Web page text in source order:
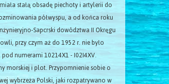
stałą obsadę piechoty i artylerii do
półwyspu, a od końca roku
Sapcrski dowództwa II Okręgu
przy czym aż do 1952 r. nie było
numerami 10214X1 - I02I4XV.
morskiej i plot. Przypomnienie sobie o
wybrzeża Polski, jaki rozpatrywano w